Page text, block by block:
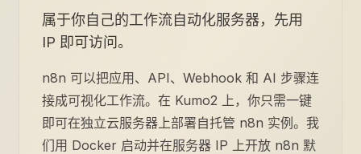
属于你自己的工作流自动化服务器，先用
IP 即可访问。
n8n 可以把应用、API、Webhook 和 AI 步骤连
接成可视化工作流。在 Kumo2 上，你只需一键
即可在独立云服务器上部署自托管 n8n 实例。我
们用 Docker 启动并在服务器 IP 上开放 n8n 默